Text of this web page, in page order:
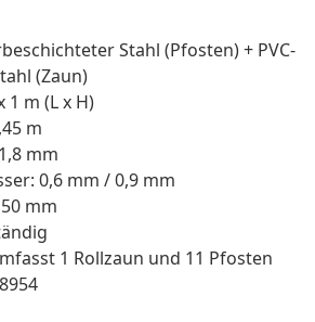
Stahl (Pfosten) + PVC-
(Zaun)
1 m (L x H)
m
mm
0,6 mm / 0,9 mm
mm
1 Rollzaun und 11 Pfosten